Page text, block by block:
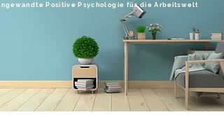
Positive Psychologie für die Arbeitswelt